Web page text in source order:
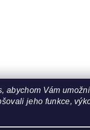
abychom Vám
jeho funkce,